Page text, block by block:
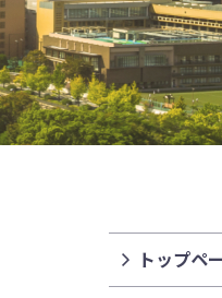
トップペ